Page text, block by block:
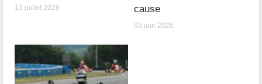
13 juillet 2026
cause
03 juin 2026